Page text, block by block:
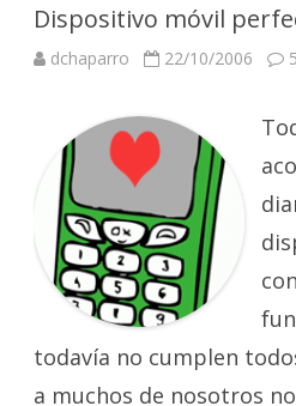
Dispositivo móvil
dchaparro 22/10/2006
todavía no cumplen
a muchos de nosotros